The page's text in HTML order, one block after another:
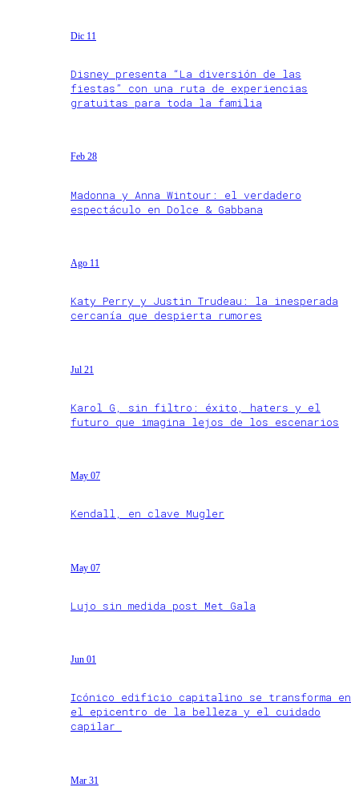
Dic 11
Disney presenta “La diversión de las
fiestas” con una ruta de experiencias
gratuitas para toda la familia
Feb 28
Madonna y Anna Wintour: el verdadero
espectáculo en Dolce & Gabbana
Ago 11
Katy Perry y Justin Trudeau: la inesperada
cercanía que despierta rumores
Jul 21
Karol G, sin filtro: éxito, haters y el
futuro que imagina lejos de los escenarios
May 07
Kendall, en clave Mugler
May 07
Lujo sin medida post Met Gala
Jun 01
Icónico edificio capitalino se transforma en
el epicentro de la belleza y el cuidado
capilar
Mar 31